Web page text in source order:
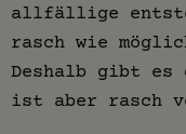
allfällige
rasch wie
Deshalb gibt es
ist aber rasch